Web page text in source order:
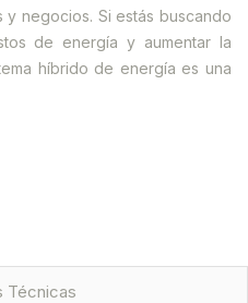
negocios. Si estás buscando
de energía y aumentar la
híbrido de energía es una
Técnicas